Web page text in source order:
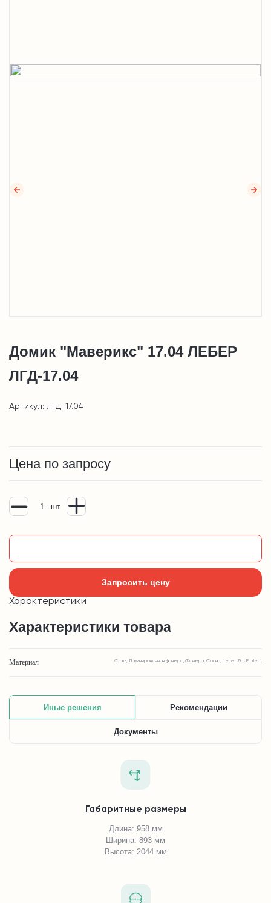
Домик "Маверикс" 17.04 ЛЕБЕР
ЛГД-17.04
Артикул: ЛГД-17.04
Цена по запросу
шт.
Запросить цену
Характеристики
Характеристики товара
Материал Сталь, Ламинированная фанера, Фанера, Сосна, Leber Zinc Protect
Иные решения Рекомендации
Документы
Габаритные размеры
Длина: 958 мм
Ширина: 893 мм
Высота: 2044 мм